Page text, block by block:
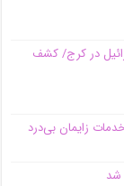
در کرج/‌ کشف
شد